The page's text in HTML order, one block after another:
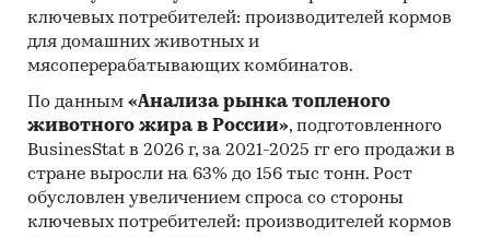
поставок:
- Рейтинг крупнейших российских импортеров
и зарубежных поставщиков
- Рейтинг ведущих российских экспортеров и
зарубежных покупателей
Единицы измерения:
Количественные показатели в отчете
рассчитаны в шт, стоимостные - в долларах и
ключевых потребителей: производителей кормов
для домашних животных и
мясоперерабатывающих комбинатов.
По данным «Анализа рынка топленого
животного жира в России», подготовленного
BusinesStat в 2026 г, за 2021-2025 гг его продажи в
стране выросли на 63% до 156 тыс тонн. Рост
обусловлен увеличением спроса со стороны
ключевых потребителей: производителей кормов